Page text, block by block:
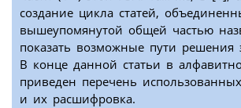
создание цикла статей,
вышеупомянутой общей частью
показать возможные пути решения
В конце данной статьи в
приведен перечень
и их расшифровка.